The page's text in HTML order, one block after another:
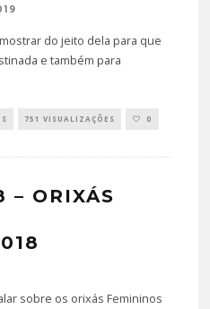
do jeito dela para que
e também para
751 VISUALIZAÇÕES 0
– ORIXÁS
sobre os orixás Femininos